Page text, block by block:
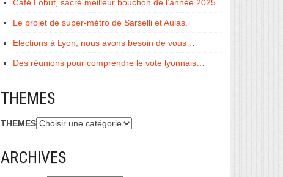
Café Lobut, sacré meilleur bouchon de l’année 2025.
Le projet de super-métro de Sarselli et Aulas.
Elections à Lyon, nous avons besoin de vous…
Des réunions pour comprendre le vote lyonnais…
THEMES
THEMES
ARCHIVES